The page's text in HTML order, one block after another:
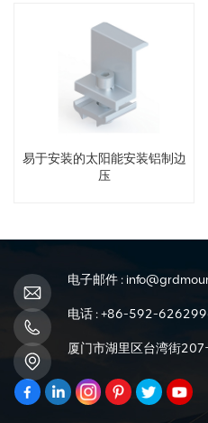
易于安装的太阳能安装铝制边
压
电子邮件 :
电话 :+86-592-
厦门市湖里区台湾街